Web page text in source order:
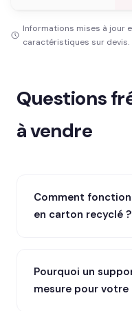
Informations mises à jour
caractéristiques sur devis.
Questions
à vendre
Comment
en carton recyclé ?
Pourquoi un
mesure pour